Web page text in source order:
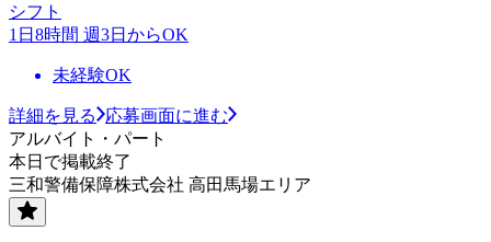
シフト
1日8時間 週3日からOK
未経験OK
詳細を見る
応募画面に進む
アルバイト・パート
本日で掲載終了
三和警備保障株式会社 高田馬場エリア